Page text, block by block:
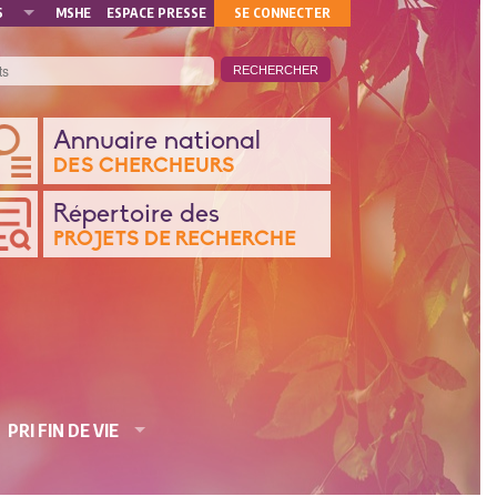
Annuaire national
DES CHERCHEURS
Répertoire des
PROJETS DE RECHERCHE
PRI FIN DE VIE
MSHE ESPACE PRESSE
MON
COMPTE
SE CONNECTER